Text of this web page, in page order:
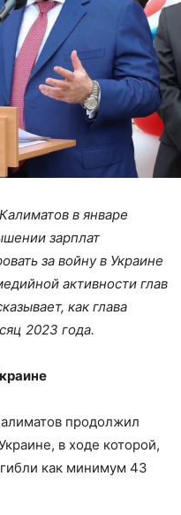
в январе
зарплат
за войну в Украине
активности глав
как глава
2023 года.
продолжил
в ходе которой,
как минимум 43